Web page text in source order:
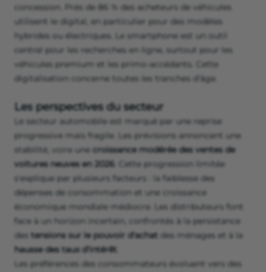
concession. Près de 86 % des acheteurs de véhicules
utilisent le digital, en particulier pour des modèles
hybrides ou électriques. Le smartphone est un outil
central pour les recherches en ligne, surtout pour les
véhicules premium et les primo-accédants. Cette
digitalisation concerne toutes les tranches d'âge.
Les perspectives du secteur
Le secteur automobile est marqué par une reprise
progressive mais fragile. Les prévisions annoncent une
stabilité, voire une croissance modérée des ventes de
voitures neuves en 2026 . Cette progression limitée
s'explique par plusieurs facteurs : la faiblesse des
dépenses de consommation et une croissance
économique mondiale médiocre. Les distributeurs font
face à un horizon incertain, confrontés à la persistance
des tensions sur le pouvoir d'achat des ménages et à la
hausse des taux d'intérêt
Les préférences des consommateurs évoluent vers des